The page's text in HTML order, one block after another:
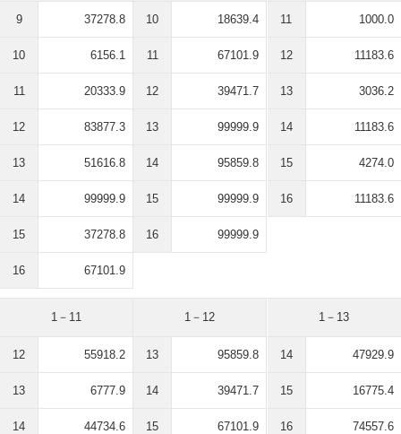
9 37278.8
10 6156.1
11 20333.9
12 83877.3
13 51616.8
14 99999.9
15 37278.8
16 67101.9
10 18639.4
11 67101.9
12 39471.7
13 99999.9
14 95859.8
15 99999.9
16 99999.9
11 1000.0
12 11183.6
13 3036.2
14 11183.6
15 4274.0
16 11183.6
1－11
12 55918.2
13 6777.9
14 44734.6
1－12
13 95859.8
14 39471.7
15 67101.9
1－13
14 47929.9
15 16775.4
16 74557.6